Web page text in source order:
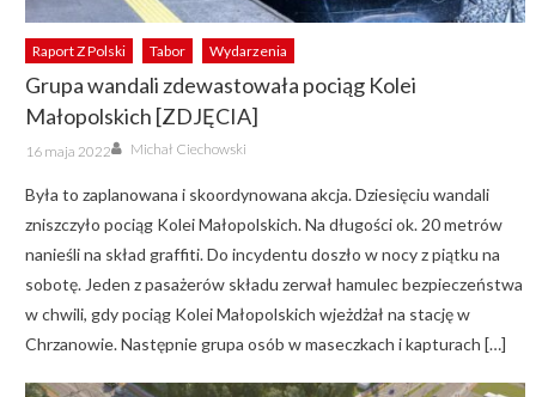
Raport Z Polski Tabor Wydarzenia
Grupa wandali zdewastowała pociąg Kolei
Małopolskich [ZDJĘCIA]
Posted
on
16 maja 2022 Author
Michał Ciechowski
Była to zaplanowana i skoordynowana akcja. Dziesięciu wandali
zniszczyło pociąg Kolei Małopolskich. Na długości ok. 20 metrów
nanieśli na skład graffiti. Do incydentu doszło w nocy z piątku na
sobotę. Jeden z pasażerów składu zerwał hamulec bezpieczeństwa
w chwili, gdy pociąg Kolei Małopolskich wjeżdżał na stację w
Chrzanowie. Następnie grupa osób w maseczkach i kapturach […]